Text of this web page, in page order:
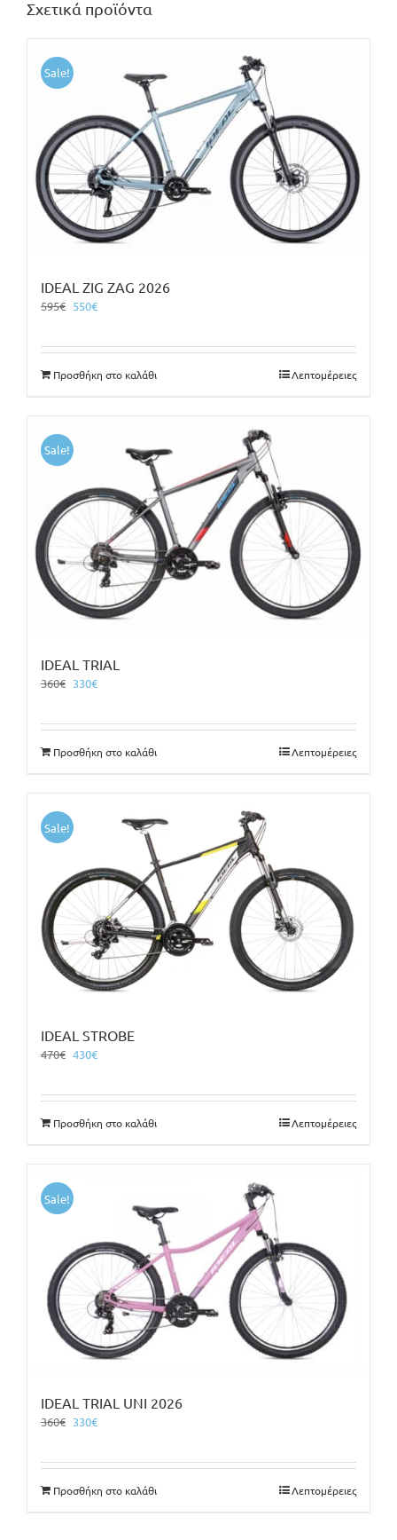
Σχετικά προϊόντα
Sale!
IDEAL ZIG ZAG 2026
595€ Original
595€.
550€Η
είναι:
550€.
Προσθήκη στο καλάθι Λεπτομέρειες
Sale!
IDEAL TRIAL
360€ Original
360€.
330€Η
είναι:
330€.
Προσθήκη στο καλάθι Λεπτομέρειες
Sale!
IDEAL STROBE
470€ Original
470€.
430€Η
είναι:
430€.
Προσθήκη στο καλάθι Λεπτομέρειες
Sale!
IDEAL TRIAL UNI 2026
360€ Original
360€.
330€Η
είναι:
330€.
Προσθήκη στο καλάθι Λεπτομέρειες